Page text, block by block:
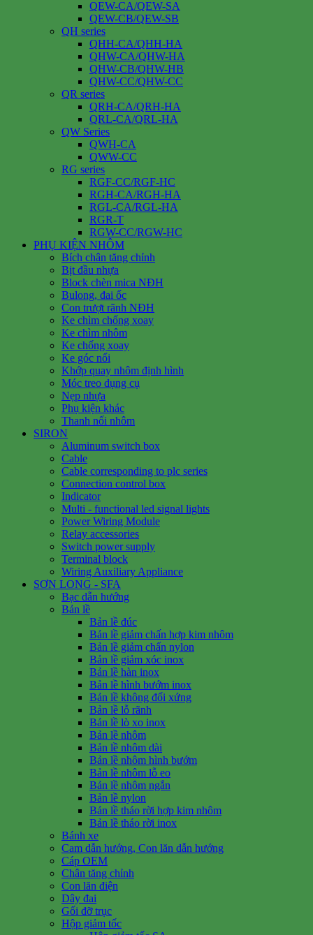
QEW-CA/QEW-SA
QEW-CB/QEW-SB
QH series
QHH-CA/QHH-HA
QHW-CA/QHW-HA
QHW-CB/QHW-HB
QHW-CC/QHW-CC
QR series
QRH-CA/QRH-HA
QRL-CA/QRL-HA
QW Series
QWH-CA
QWW-CC
RG series
RGF-CC/RGF-HC
RGH-CA/RGH-HA
RGL-CA/RGL-HA
RGR-T
RGW-CC/RGW-HC
PHỤ KIỆN NHÔM
Bích chân tăng chỉnh
Bịt đầu nhựa
Block chèn mica NĐH
Bulong, đai ốc
Con trượt rãnh NĐH
Ke chìm chống xoay
Ke chìm nhôm
Ke chống xoay
Ke góc nổi
Khớp quay nhôm định hình
Móc treo dụng cụ
Nẹp nhựa
Phụ kiện khác
Thanh nối nhôm
SIRON
Aluminum switch box
Cable
Cable corresponding to plc series
Connection control box
Indicator
Multi - functional led signal lights
Power Wiring Module
Relay accessories
Switch power supply
Terminal block
Wiring Auxiliary Appliance
SƠN LONG - SFA
Bạc dẫn hướng
Bản lề
Bản lề đúc
Bản lề giảm chấn hợp kim nhôm
Bản lề giảm chấn nylon
Bản lề giảm xóc inox
Bản lề hàn inox
Bản lề hình bướm inox
Bản lề không đối xứng
Bản lề lỗ rãnh
Bản lề lò xo inox
Bản lề nhôm
Bản lề nhôm dài
Bản lề nhôm hình bướm
Bản lề nhôm lỗ eo
Bản lề nhôm ngắn
Bản lề nylon
Bản lề tháo rời hợp kim nhôm
Bản lề tháo rời inox
Bánh xe
Cam dẫn hướng, Con lăn dẫn hướng
Cáp OEM
Chân tăng chỉnh
Con lăn điện
Dây đai
Gối đỡ trục
Hộp giảm tốc